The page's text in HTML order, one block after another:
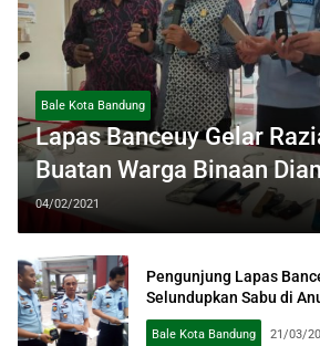
Bale Kota Bandung
Lapas Banceuy Gelar
Buatan Warga Binaan
04/02/2021
Pengunjung Lapas
Selundupkan Sabu di
Bale Kota Bandung 21/03/